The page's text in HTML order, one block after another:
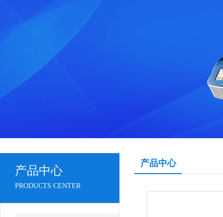
产品中心
PRODUCTS CENTER
产品中心